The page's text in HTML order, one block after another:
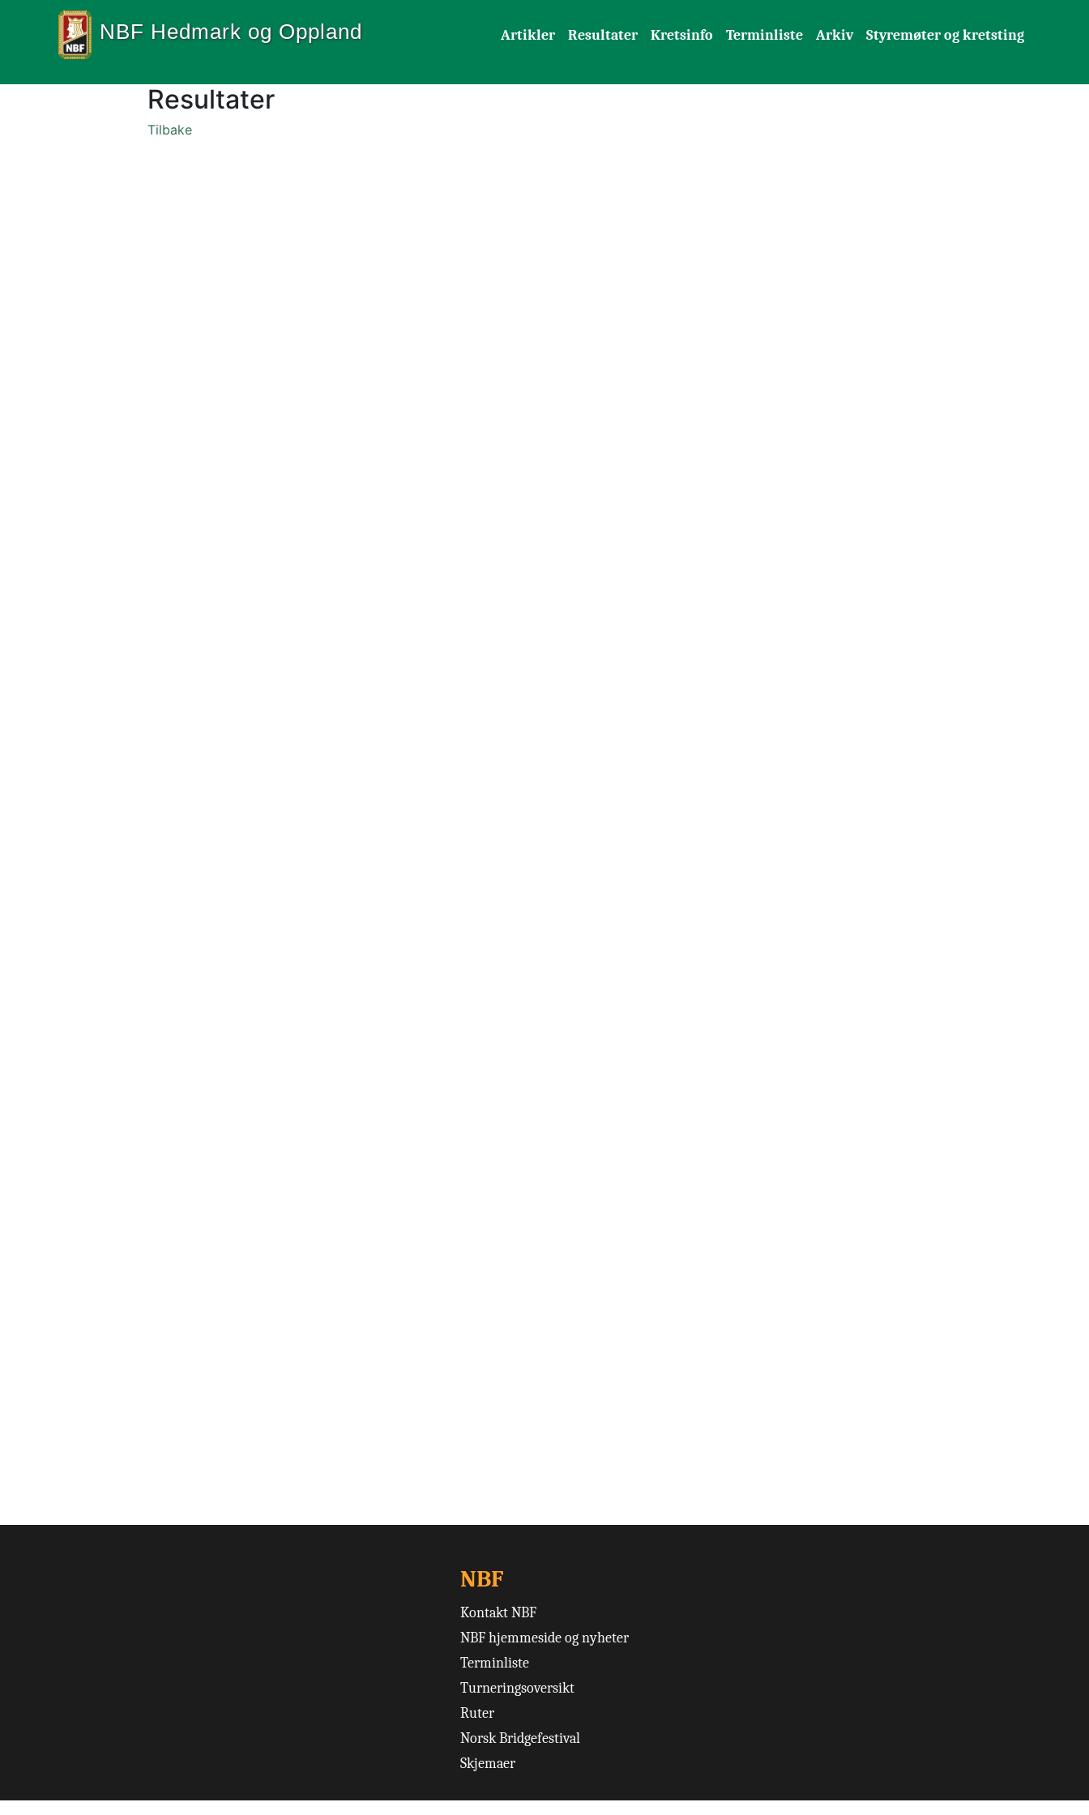
NBF Hedmark og Oppland Artikler Resultater Kretsinfo Terminliste Arkiv Styremøter og kretsting
Resultater
Tilbake
NBF
Kontakt NBF
NBF hjemmeside og nyheter
Terminliste
Turneringsoversikt
Ruter
Norsk Bridgefestival
Skjemaer